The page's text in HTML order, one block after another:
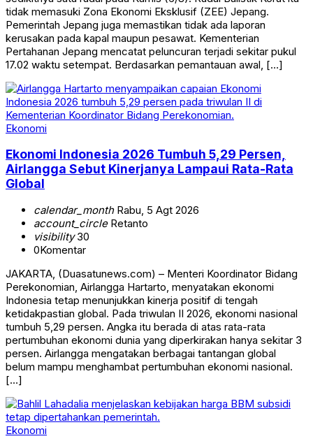
tidak memasuki Zona Ekonomi Eksklusif (ZEE) Jepang.
Pemerintah Jepang juga memastikan tidak ada laporan
kerusakan pada kapal maupun pesawat. Kementerian
Pertahanan Jepang mencatat peluncuran terjadi sekitar pukul
17.02 waktu setempat. Berdasarkan pemantauan awal, […]
Ekonomi
Ekonomi Indonesia 2026 Tumbuh 5,29 Persen,
Airlangga Sebut Kinerjanya Lampaui Rata-Rata
Global
calendar_monthRabu, 5 Agt 2026
account_circleRetanto
visibility30
0Komentar
JAKARTA, (Duasatunews.com) – Menteri Koordinator Bidang
Perekonomian, Airlangga Hartarto, menyatakan ekonomi
Indonesia tetap menunjukkan kinerja positif di tengah
ketidakpastian global. Pada triwulan II 2026, ekonomi nasional
tumbuh 5,29 persen. Angka itu berada di atas rata-rata
pertumbuhan ekonomi dunia yang diperkirakan hanya sekitar 3
persen. Airlangga mengatakan berbagai tantangan global
belum mampu menghambat pertumbuhan ekonomi nasional.
[…]
Ekonomi